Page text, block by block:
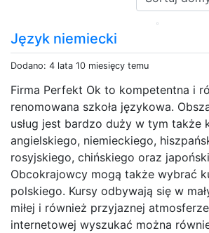
Język niemiecki
Dodano: 4 lata 10 miesięcy temu
Firma Perfekt Ok to kompetentna i
renomowana szkoła językowa.
usług jest bardzo duży w tym także
angielskiego, niemieckiego,
rosyjskiego, chińskiego oraz
Obcokrajowcy mogą także wybrać
polskiego. Kursy odbywają się w
miłej i również przyjaznej
internetowej wyszukać można